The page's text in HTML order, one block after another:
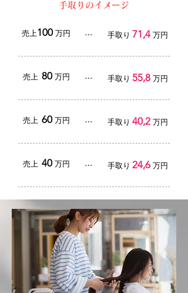
手取りのイメージ
売上100 万円 ​… 手取り 71,4 万円
売上 80 万円 ​… 手取り 55,8 万円
売上 60 万円 ​… 手取り 40,2 万円
売上 40 万円 ​… 手取り 24,6 万円